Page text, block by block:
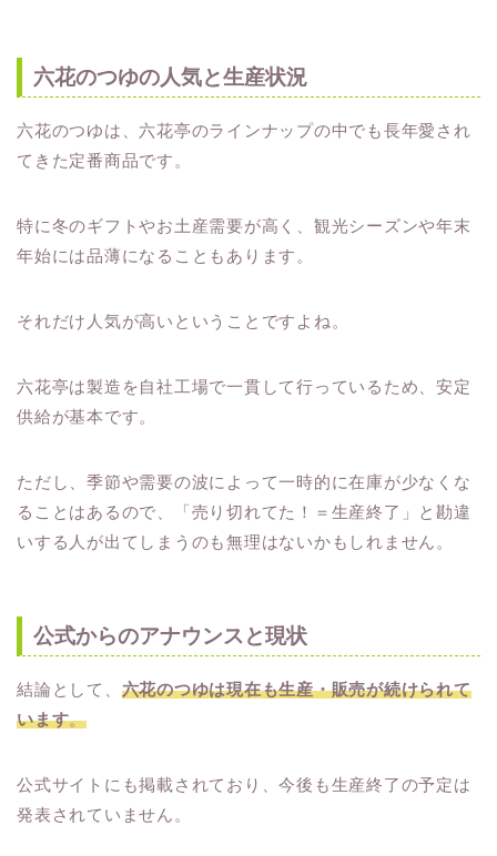
六花のつゆの人気と生産状況
六花のつゆは、六花亭のラインナップの中でも長年愛され
てきた定番商品です。
特に冬のギフトやお土産需要が高く、観光シーズンや年末
年始には品薄になることもあります。
それだけ人気が高いということですよね。
六花亭は製造を自社工場で一貫して行っているため、安定
供給が基本です。
ただし、季節や需要の波によって一時的に在庫が少なくな
ることはあるので、「売り切れてた！＝生産終了」と勘違
いする人が出てしまうのも無理はないかもしれません。
公式からのアナウンスと現状
結論として、 六花のつゆは現在も生産・販売が続けられて
います。
公式サイトにも掲載されており、今後も生産終了の予定は
発表されていません。